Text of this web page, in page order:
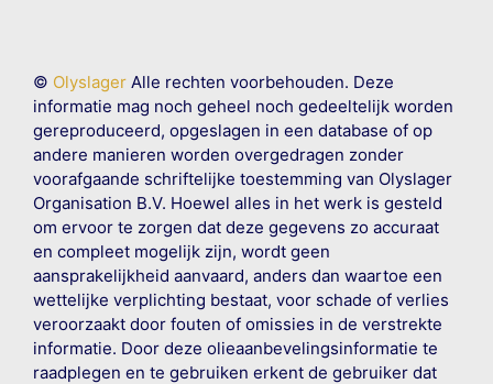
© OlyslagerAlle rechten voorbehouden. Deze
informatie mag noch geheel noch gedeeltelijk worden
gereproduceerd, opgeslagen in een database of op
andere manieren worden overgedragen zonder
voorafgaande schriftelijke toestemming van Olyslager
Organisation B.V. Hoewel alles in het werk is gesteld
om ervoor te zorgen dat deze gegevens zo accuraat
en compleet mogelijk zijn, wordt geen
aansprakelijkheid aanvaard, anders dan waartoe een
wettelijke verplichting bestaat, voor schade of verlies
veroorzaakt door fouten of omissies in de verstrekte
informatie. Door deze olieaanbevelingsinformatie te
raadplegen en te gebruiken erkent de gebruiker dat